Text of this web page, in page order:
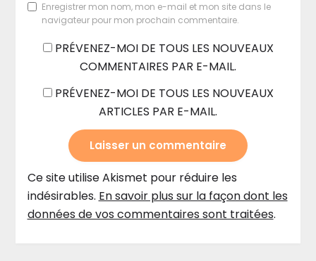
Enregistrer mon nom, mon e-mail et mon site dans le
navigateur pour mon prochain commentaire.
PRÉVENEZ-MOI DE TOUS LES NOUVEAUX
COMMENTAIRES PAR E-MAIL.
PRÉVENEZ-MOI DE TOUS LES NOUVEAUX
ARTICLES PAR E-MAIL.
Ce site utilise Akismet pour réduire les
indésirables. En savoir plus sur la façon dont les
données de vos commentaires sont traitées.